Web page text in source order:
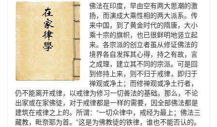
佛法在印度，早由空有两大思潮的激
扬，而演成大乘性相的两大派系。传
来中国，到了黄金时代的隋唐，大小
乘十宗的旗帜，也已很鲜明地竖立起
来。各宗派的创立者虽从修证佛法的
境界各自发挥其心得，持之有故，言
之成理，建立其不同的宗派。可是回
到修持上来，则不归于戒律，即归于
禅观或净土；而修禅观或净土行者，
仍不能离开戒律，以戒律为修习一切善法的基础。那么，不论
出家或在家佛徒，对于戒律都是一样的需要，因全部佛法都是
建筑在戒律之上的。所谓：“一切众律中，戒经为最上；佛法三
藏教，毗奈耶为首。”这是为佛教徒的铁律，谁也不能否认的。